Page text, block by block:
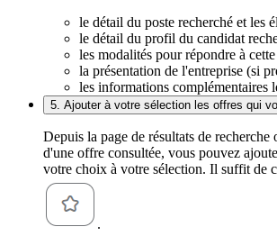
le détail du poste recherché et les
le détail du profil du candidat
les modalités pour répondre à
la présentation de l'entreprise (si
les informations complémentaires
5. Ajouter à votre sélection les offres qui
Depuis la page de résultats de recherche
d'une offre consultée, vous pouvez
votre choix à votre sélection. Il suffit de
.